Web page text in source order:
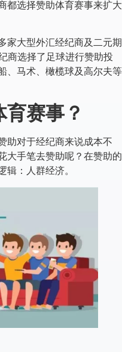
都选择赞助体育赛事来扩大
家大型外汇经纪商及二元期
商选择了足球进行赞助投
、马术、橄榄球及高尔夫等
赛事？
助对于经纪商来说成本不
大手笔去赞助呢？在赞助的
：人群经济。